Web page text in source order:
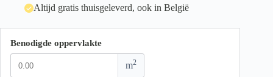
Altijd gratis thuisgeleverd, ook in België
Benodigde oppervlakte
m2